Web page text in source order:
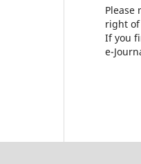
Please
right
If you
e-